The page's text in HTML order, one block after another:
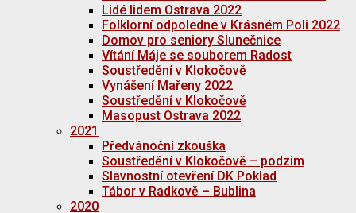
Lidé lidem Ostrava 2022
Folklorní odpoledne v Krásném Poli 2022
Domov pro seniory Slunečnice
Vítání Máje se souborem Radost
Soustředění v Klokočově
Vynášení Mařeny 2022
Soustředění v Klokočově
Masopust Ostrava 2022
2021
Předvánoční zkouška
Soustředění v Klokočově – podzim
Slavnostní otevření DK Poklad
Tábor v Radkově – Bublina
2020